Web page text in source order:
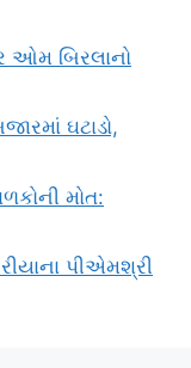
ઓમ બિરલાનો
ઘટાડો,
મોત:
પીએમશ્રી